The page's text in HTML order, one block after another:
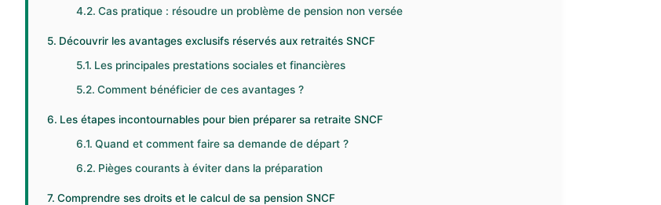
Cas pratique : résoudre un problème de pension non versée
Découvrir les avantages exclusifs réservés aux retraités SNCF
Les principales prestations sociales et financières
Comment bénéficier de ces avantages ?
Les étapes incontournables pour bien préparer sa retraite SNCF
Quand et comment faire sa demande de départ ?
Pièges courants à éviter dans la préparation
Comprendre ses droits et le calcul de sa pension SNCF